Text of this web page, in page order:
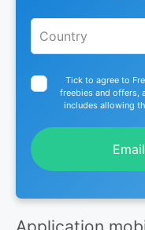
Tick to agree to
freebies and offers,
includes allowing